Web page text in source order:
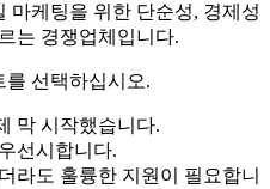
마케팅을 위한 단순성, 경제성
는 경쟁업체입니다.
를 선택하십시오.
막 시작했습니다.
선시합니다.
라도 훌륭한 지원이 필요합니